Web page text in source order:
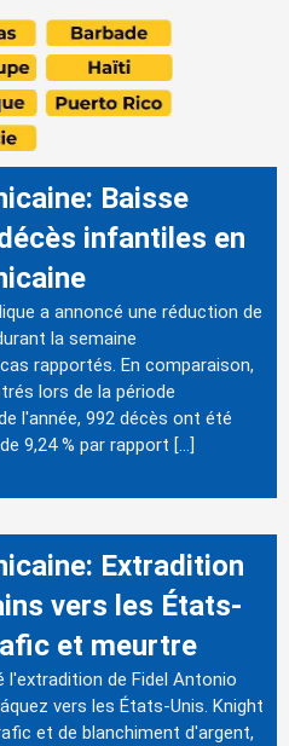
Baisse
infantiles en
a annoncé une réduction de
la semaine
rapportés. En comparaison,
lors de la période
l'année, 992 décès ont été
9,24 % par rapport […]
Extradition
vers les États-
et meurtre
l'extradition de Fidel Antonio
vers les États-Unis. Knight
et de blanchiment d'argent,